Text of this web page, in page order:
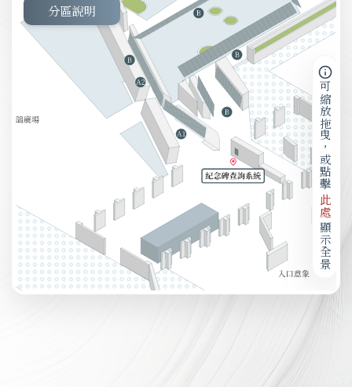
分區說明
可縮放拖曳，或點擊
此處
顯示全景